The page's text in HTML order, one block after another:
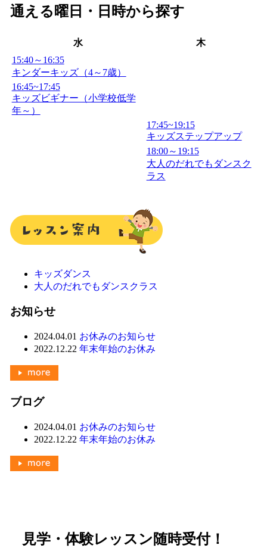
通える曜日・日時から探す
水
木
15:40～16:35
キンダーキッズ（4～7歳）
16:45~17:45
キッズビギナー（小学校低学
年～）
17:45~19:15
キッズステップアップ
18:00～19:15
大人のだれでもダンスク
ラス
キッズダンス
大人のだれでもダンスクラス
お知らせ
2024.04.01 お休みのお知らせ
2022.12.22 年末年始のお休み
ブログ
2024.04.01 お休みのお知らせ
2022.12.22 年末年始のお休み
見学・体験レッスン随時受付！